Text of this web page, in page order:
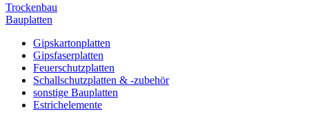
Trockenbau
Bauplatten
Gipskartonplatten
Gipsfaserplatten
Feuerschutzplatten
Schallschutzplatten & -zubehör
sonstige Bauplatten
Estrichelemente